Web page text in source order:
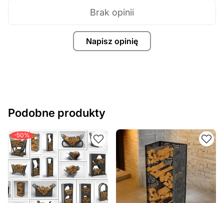
Napisz opinię
Brak opinii
Podobne produkty
-50%